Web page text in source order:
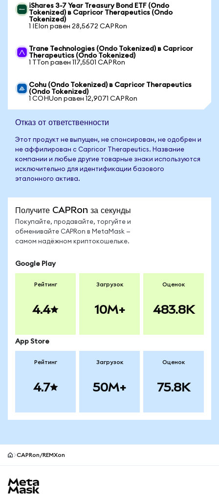
iShares 3-7 Year Treasury Bond ETF (Ondo
Tokenized) в Capricor Therapeutics (Ondo
Tokenized)
1 IEIon равен 28,5672 CAPRon
Trane Technologies (Ondo Tokenized) в Capricor
Therapeutics (Ondo Tokenized)
1 TTon равен 117,5501 CAPRon
Cohu (Ondo Tokenized) в Capricor Therapeutics
(Ondo Tokenized)
1 COHUon равен 12,9071 CAPRon
Отказ от ответственности
Этот продукт не выпущен, не спонсирован, не одобрен и
не аффилирован с Capricor Therapeutics. Название
компании и любые другие товарные знаки используются
исключительно для идентификации базового
эталонного актива.
Получите CAPRon за секунды
Покупайте, продавайте, торгуйте и
обменивайте CAPRon в MetaMask —
самом надёжном криптокошельке.
Google Play
Рейтинг
4.4
Загрузок
10M+
Оценок
483.8K
App Store
Рейтинг
4.7
Загрузок
50M+
Оценок
75.8K
CAPRon/REMXon